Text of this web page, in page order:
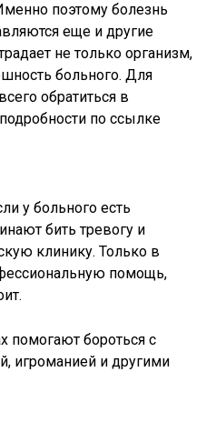
поэтому болезнь
еще и другие
не только организм,
больного. Для
обратиться в
по ссылке
у больного есть
бить тревогу и
клинику. Только в
помощь,
помогают бороться с
игроманией и другими